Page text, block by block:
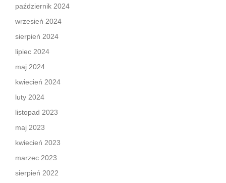
październik 2024
wrzesień 2024
sierpień 2024
lipiec 2024
maj 2024
kwiecień 2024
luty 2024
listopad 2023
maj 2023
kwiecień 2023
marzec 2023
sierpień 2022